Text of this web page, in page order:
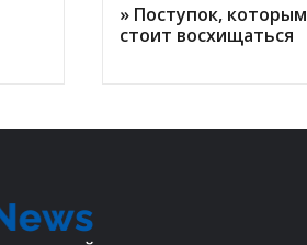
» Поступок, которым
стоит восхищаться